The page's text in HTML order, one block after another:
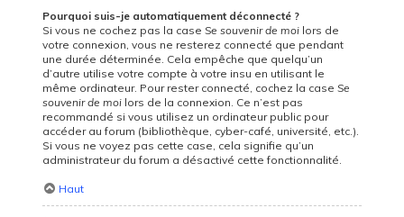
Pourquoi suis-je automatiquement déconnecté ?
Si vous ne cochez pas la caseSe souvenir de moi lors de
votre connexion, vous ne resterez connecté que pendant
une durée déterminée. Cela empêche que quelqu’un
d’autre utilise votre compte à votre insu en utilisant le
même ordinateur. Pour rester connecté, cochez la caseSe
souvenir de moi lors de la connexion. Ce n’est pas
recommandé si vous utilisez un ordinateur public pour
accéder au forum (bibliothèque, cyber-café, université, etc.).
Si vous ne voyez pas cette case, cela signifie qu’un
administrateur du forum a désactivé cette fonctionnalité.
Haut